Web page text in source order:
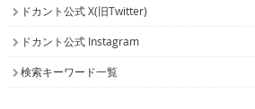
ドカント公式 X(旧Twitter)
ドカント公式 Instagram
検索キーワード一覧